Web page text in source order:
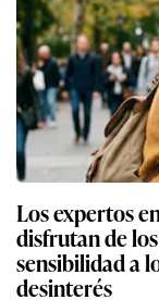
Los expertos
disfrutan de
sensibilidad a
desinterés